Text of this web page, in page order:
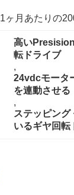
1ヶ月あたりの
高いPresision	みみずギヤ回
転ドライブ
,
24vdcモータ
を連動させる
,
ステッピング
いるギヤ回転